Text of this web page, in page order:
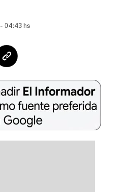
04:43 hs